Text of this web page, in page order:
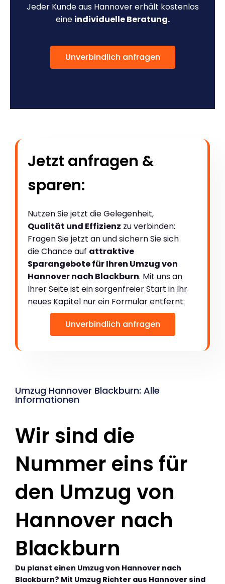
Jeder Kunde aus Hannover erhält kostenlos
eine individuelle Beratung.
Unverbindlich anfragen
Jetzt anfragen &
sparen:
Nutzen Sie jetzt die Gelegenheit,
Qualität und Effizienz zu verbinden:
Fragen Sie jetzt an und sichern Sie sich
die Chance auf attraktive
Sparangebote für Ihren Umzug von
Hannover nach Blackburn. Mit uns an
Ihrer Seite ist ein sorgenfreier Start in Ihr
neues Kapitel nur ein Formular entfernt:
Unverbindlich anfragen
Umzug Hannover Blackburn: Alle
Informationen
Wir sind die
Nummer eins für
den Umzug von
Hannover nach
Blackburn
Du planst einen Umzug von Hannover nach
Blackburn? Mit Umzug Richter aus Hannover sind